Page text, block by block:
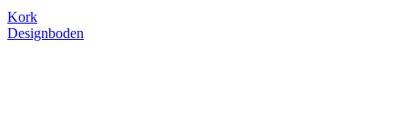
Kork
Designboden